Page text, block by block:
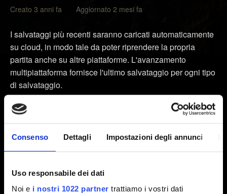
Consenso Dettagli Impostazioni degli annunci
Uso responsabile dei dati
Noi e i nostri 1022 partner trattiamo i vostri dati
Creato 3 anni fa Aggiornato 2 mesi fa
I salvataggi più recenti saranno caricati automaticamente
su cloud, in modo tale da poter riprendere la propria
partita anche su altre piattaforme. L'avanzamento
multipiattaforma fornisce l'ultimo salvataggio per ogni tipo
di salvataggio.
Assicurati che la versione di
The Witcher 3: Wild Hunt
sia aggiornata alla patch più recente. Trovi la versione
sotto il titolo nel menu principale.
Apri il menuCarica partitae premi il comando per
basso a destra.